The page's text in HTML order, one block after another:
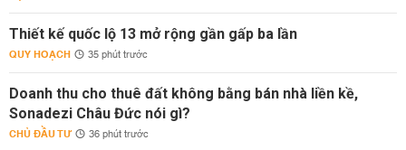
Thiết kế quốc lộ 13 mở rộng gần gấp ba lần
QUY HOẠCH 35 phút trước
Doanh thu cho thuê đất không bằng bán nhà liền kề,
Sonadezi Châu Đức nói gì?
CHỦ ĐẦU TƯ 36 phút trước